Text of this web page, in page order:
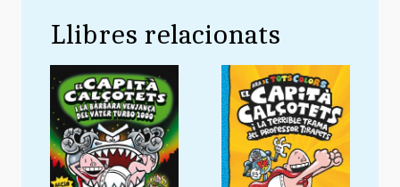
Llibres relacionats